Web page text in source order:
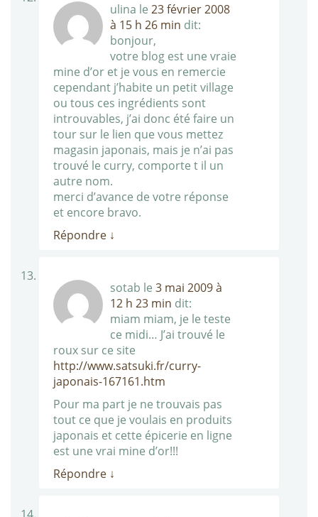
ulina le 23 février 2008
à 15 h 26 min dit:
bonjour,
votre blog est une vraie
mine d’or et je vous en remercie
cependant j’habite un petit village
ou tous ces ingrédients sont
introuvables, j’ai donc été faire un
tour sur le lien que vous mettez
magasin japonais, mais je n’ai pas
trouvé le curry, comporte t il un
autre nom.
merci d’avance de votre réponse
et encore bravo.
Répondre ↓
sotab le 3 mai 2009 à
12 h 23 min dit:
miam miam, je le teste
ce midi… J’ai trouvé le
roux sur ce site
http://www.satsuki.fr/curry-
japonais-167161.htm
Pour ma part je ne trouvais pas
tout ce que je voulais en produits
japonais et cette épicerie en ligne
est une vrai mine d’or!!!
Répondre ↓